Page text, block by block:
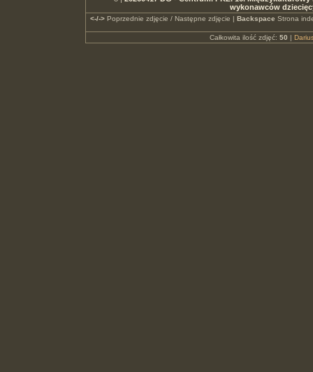
wykonawców
<-/->Poprzednie zdjęcie / Następne zdjęcie | Backspace Strona
Całkowita ilość zdjęć: 50 |